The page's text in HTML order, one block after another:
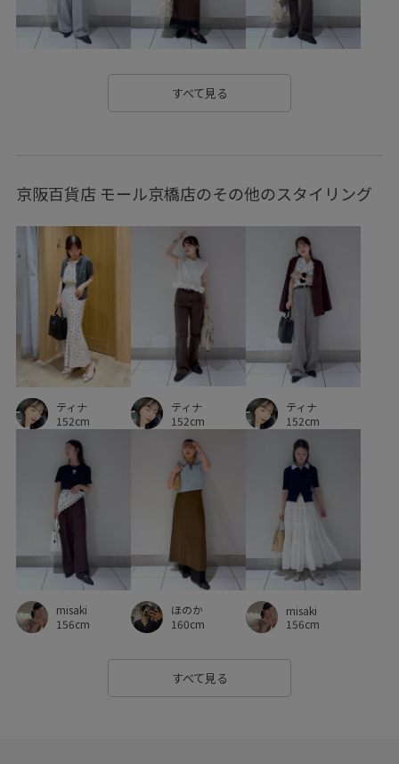
カーディガン クッション
シアー感 シャツ シャープ シンプル ジャケット
ストレスフリー
ブラジャー ヘルシー ベルト ベーシック
ポケット付き マーメイドスカート メリハリ
ラインストーン レディライク 上品
伸縮性 収納力 取り外し可能
取り外し可能なショルダー 大人っぽい 定番
幅広 接触冷感 旅行 楽ちん 歩きやすい
洗濯機で洗える 痛くなりにくい 着回しやすい
華やか 軽くて柔らかい
透け感 長財布 高級感
すべて見る
京阪百貨店 モール京橋店のその他のスタイリング
ティナ
152cm
ティナ
152cm
ティナ
152cm
misaki
156cm
ほのか
160cm
misaki
156cm
すべて見る